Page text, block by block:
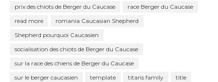
prix des chiots de Berger du Caucase
race Berger du Caucase
read more
romania Caucasian Shepherd
Shepherd pourquoi Caucasien
socialisation des chiots de Berger du Caucase
sur la race des chiens de Berger du Caucase
sur le berger caucasien
template titans family
title